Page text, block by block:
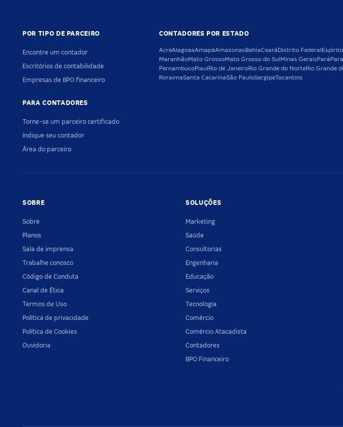
POR TIPO DE PARCEIRO
Encontre um contador
Escritórios de contabilidade
Empresas de BPO financeiro
PARA CONTADORES
Torne-se um parceiro certificado
Indique seu contador
Área do parceiro
CONTADORES POR ESTADO
AcreAlagoasAmapáAmazonasBahiaCearáDistrito Federal
MaranhãoMato GrossoMato Grosso do SulMinas GeraisPará
PernambucoPiauíRio de JaneiroRio Grande do NorteRio Grande
RoraimaSanta CatarinaSão PauloSergipeTocantins
SOBRE
Sobre
Planos
Sala de imprensa
Trabalhe conosco
Código de Conduta
Canal de Ética
Termos de Uso
Política de privacidade
Política de Cookies
Ouvidoria
SOLUÇÕES
Marketing
Saúde
Consultorias
Engenharia
Educação
Serviços
Tecnologia
Comércio
Comércio Atacadista
Contadores
BPO Financeiro